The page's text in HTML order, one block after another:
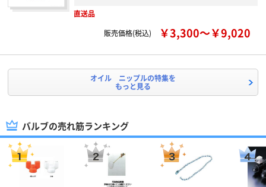
直送品
販売価格(税込)
￥3,300～￥9,020
オイル ニップルの特集を
もっと見る
バルブの売れ筋ランキング